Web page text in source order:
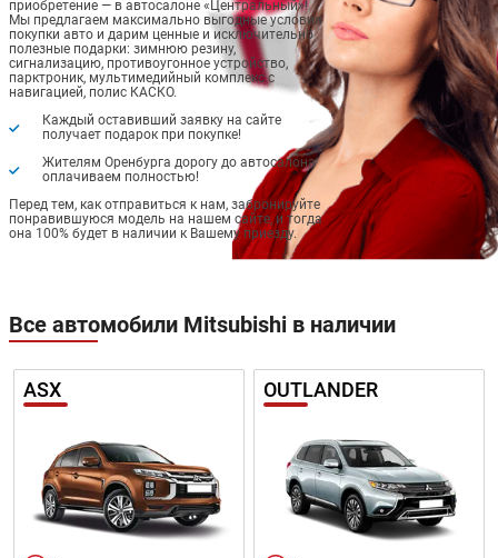
приобретение — в автосалоне «Центральный»!
Мы предлагаем максимально выгодные условия
покупки авто и дарим ценные и исключительно
полезные подарки: зимнюю резину,
сигнализацию, противоугонное устройство,
парктроник, мультимедийный комплекс с
навигацией, полис КАСКО.
Каждый оставивший заявку на сайте
получает подарок при покупке!
Жителям Оренбурга дорогу до автосалона
оплачиваем полностью!
Перед тем, как отправиться к нам, забронируйте
понравившуюся модель на нашем сайте, и тогда
она 100% будет в наличии к Вашему приезду.
Все автомобили Mitsubishi в наличии
ASX OUTLANDER